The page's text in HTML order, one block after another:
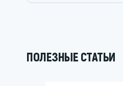
ПОЛЕЗНЫЕ СТАТЬИ